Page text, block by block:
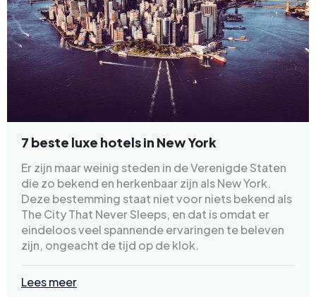
7 beste luxe hotels in New York
Er zijn maar weinig steden in de Verenigde Staten
die zo bekend en herkenbaar zijn als New York.
Deze bestemming staat niet voor niets bekend als
The City That Never Sleeps, en dat is omdat er
eindeloos veel spannende ervaringen te beleven
zijn, ongeacht de tijd op de klok.
Lees meer